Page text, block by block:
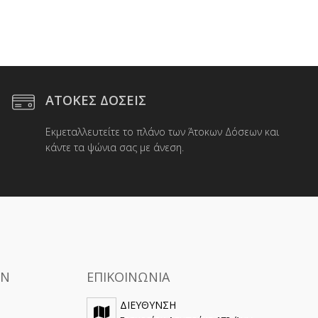
ΑΤΟΚΕΣ ΔΟΣΕΙΣ
Εκμεταλλευτείτε το πλάνο των Άτοκων Δόσεων και
κάντε τα ψώνια σας με άνεση.
ΕΠΙΚΟΙΝΩΝΙΑ
ΔΙΕΥΘΥΝΣΗ